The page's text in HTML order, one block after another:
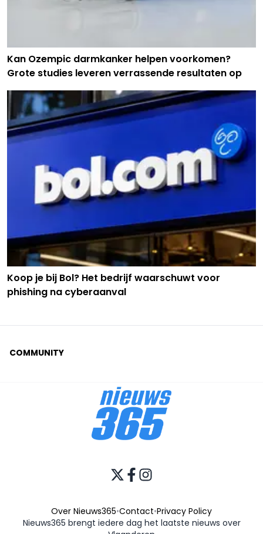
Kan Ozempic darmkanker helpen voorkomen?
Grote studies leveren verrassende resultaten op
Koop je bij Bol? Het bedrijf waarschuwt voor
phishing na cyberaanval
COMMUNITY
Over Nieuws365•Contact•Privacy Policy
Nieuws365 brengt iedere dag het laatste nieuws over